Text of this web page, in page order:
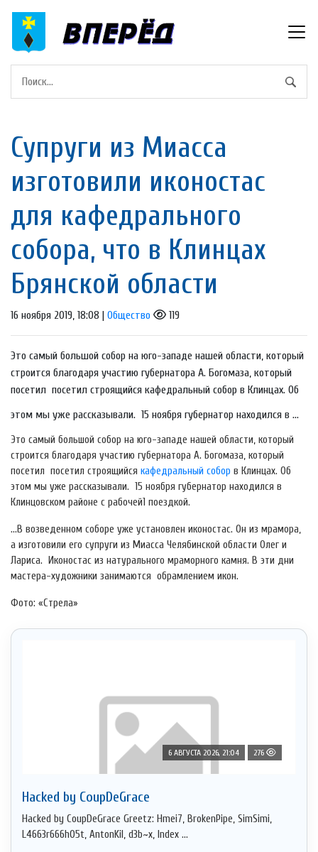
Супруги из Миасса
изготовили иконостас
для кафедрального
собора, что в Клинцах
Брянской области
16 ноября 2019, 18:08 | Общество 119
Это самый большой собор на юго-западе нашей области, который
строится благодаря участию губернатора А. Богомаза, который
посетил посетил строящийся кафедральный собор в Клинцах. Об
этом мы уже рассказывали. 15 ноября губернатор находился в ...
Это самый большой собор на юго-западе нашей области, который
строится благодаря участию губернатора А. Богомаза, который
посетил посетил строящийся кафедральный собор в Клинцах. Об
этом мы уже рассказывали. 15 ноября губернатор находился в
Клинцовском районе с рабочей1 поездкой.
…В возведенном соборе уже установлен иконостас. Он из мрамора,
а изготовили его супруги из Миасса Челябинской области Олег и
Лариса. Иконостас из натурального мраморного камня. В эти дни
мастера-художники занимаются обрамлением икон.
Фото: «Стрела»
6 АВГУСТА 2026, 21:04 276
Hacked by CoupDeGrace
Hacked by CoupDeGrace Greetz: Hmei7, BrokenPipe, SimSimi,
L4663r666h05t, AntonKil, d3b~x, Index ...